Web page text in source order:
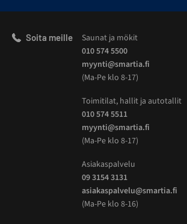
Soita meille
Saunat ja mökit
010 574 5500
myynti@smartia.fi
(Ma-Pe klo 8-17)
Toimitilat, hallit ja autotallit
010 574 5511
myynti@smartia.fi
(Ma-Pe klo 8-17)
Asiakaspalvelu
09 3154 3131
asiakaspalvelu@smartia.fi
(Ma-Pe klo 8-16)